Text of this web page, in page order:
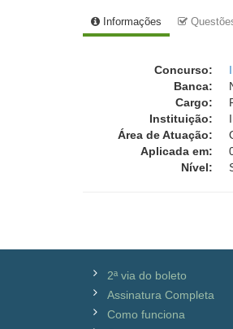
Informações
Concurso:
Banca:
Cargo:
Instituição:
Área de Atuação:
Aplicada em:
Nível:
2ª via do boleto
Assinatura Completa
Como funciona